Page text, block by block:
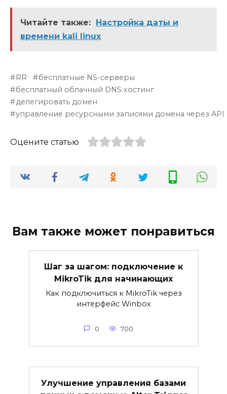
Читайте также:
Настройка даты и
времени kali linux
RR
бесплатные NS-серверы
бесплатный облачный DNS хостинг
делегировать домен
управление ресурсными записями домена через API
Оцените статью
Вам также может понравиться
Шаг за шагом: подключение к
MikroTik для начинающих
Как подключиться к MikroTik через
интерфейс Winbox
0 700
Улучшение управления базами